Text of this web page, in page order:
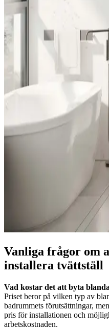
Vanliga frågor om
installera tvättställ
Vad kostar det att byta
Priset beror på vilken typ av
badrummets förutsättningar,
pris för installationen och
arbetskostnaden.